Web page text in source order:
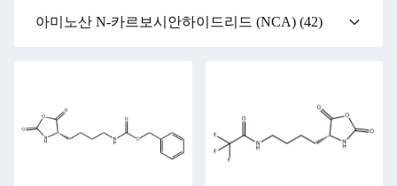
아미노산 N-카르보시안하이드리드 (NCA) (42)